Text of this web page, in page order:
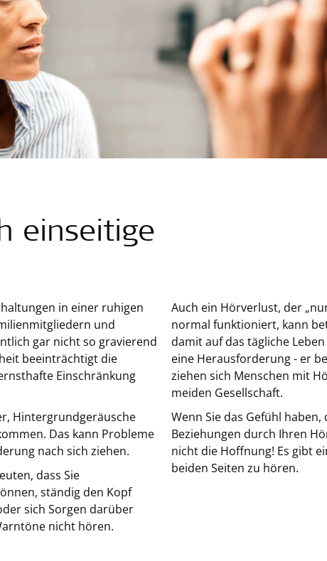
einseitige
in einer ruhigen
und
gar nicht so gravierend
beeinträchtigt die
Einschränkung
Hintergrundgeräusche
Das kann Probleme
nach sich ziehen.
dass Sie
ständig den Kopf
sich Sorgen darüber
nicht hören.
Auch ein Hörverlust, der
normal funktioniert, kann
damit auf das tägliche
eine Herausforderung - er
ziehen sich Menschen mit
meiden Gesellschaft.
Wenn Sie das Gefühl
Beziehungen durch Ihren
nicht die Hoffnung! Es gibt
beiden Seiten zu hören.